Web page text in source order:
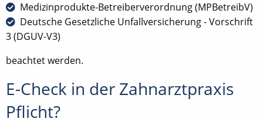
Medizinprodukte-Betreiberverordnung (MPBetreibV)
Deutsche Gesetzliche Unfallversicherung - Vorschrift
3 (DGUV-V3)
beachtet werden.
E-Check in der Zahnarztpraxis
Pflicht?